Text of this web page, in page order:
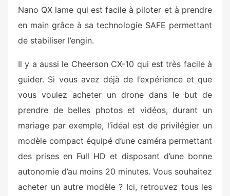
Nano QX lame qui est facile à piloter et à prendre
en main grâce à sa technologie SAFE permettant
de stabiliser l’engin.
Il y a aussi le Cheerson CX-10 qui est très facile à
guider. Si vous avez déjà de l’expérience et que
vous voulez acheter un drone dans le but de
prendre de belles photos et vidéos, durant un
mariage par exemple, l’idéal est de privilégier un
modèle compact équipé d’une caméra permettant
des prises en Full HD et disposant d’une bonne
autonomie d’au moins 20 minutes. Vous souhaitez
acheter un autre modèle ? Ici, retrouvez tous les